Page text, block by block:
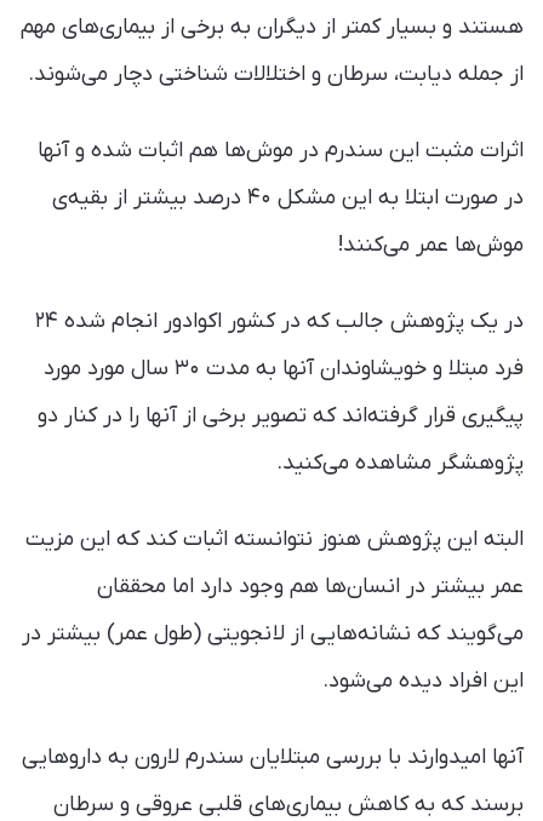
هستند و بسیار کمتر از دیگران به برخی از بیماری‌های مهم
از جمله دیابت، سرطان و اختلالات شناختی دچار می‌شوند.
اثرات مثبت این سندرم در موش‌ها هم اثبات شده و آنها
در صورت ابتلا به این مشکل ۴۰ درصد بیشتر از بقیه‌ی‌
موش‌ها عمر می‌کنند!
در یک پژوهش جالب که در کشور اکوادور انجام شده ۲۴
فرد مبتلا و خویشاوندان آنها به مدت ۳۰ سال مورد مورد
پیگیری قرار گرفته‌اند که تصویر برخی از آنها را در کنار دو
پژوهشگر مشاهده می‌کنید.
البته این پژوهش هنوز نتوانسته اثبات کند که این مزیت
عمر بیشتر در انسان‌ها هم وجود دارد اما محققان
می‌گویند که نشانه‌هایی از لانجویتی (طول عمر) بیشتر در
این افراد دیده می‌شود.
آنها امیدوارند با بررسی مبتلایان سندرم لارون به داروهایی
برسند که به کاهش بیماری‌های قلبی عروقی و سرطان